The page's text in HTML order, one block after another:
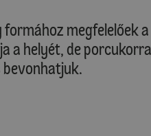
formához megfelelőek
a helyét, de